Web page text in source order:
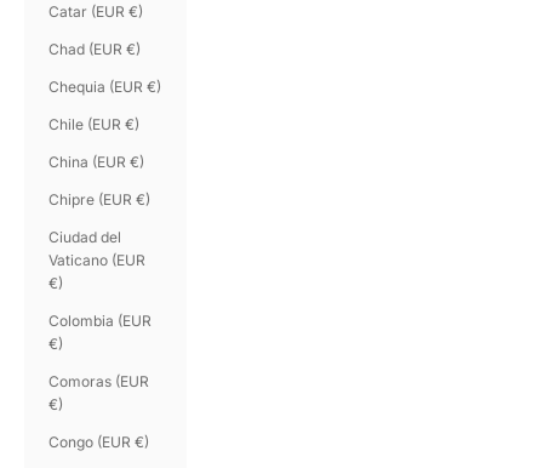
Catar (EUR €)
Chad (EUR €)
Chequia (EUR €)
Chile (EUR €)
China (EUR €)
Chipre (EUR €)
Ciudad del
Vaticano (EUR
€)
Colombia (EUR
€)
Comoras (EUR
€)
Congo (EUR €)